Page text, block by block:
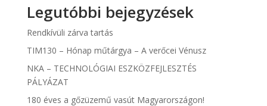
Legutóbbi bejegyzések
Rendkívüli zárva tartás
TIM130 – Hónap műtárgya – A verőcei Vénusz
NKA – TECHNOLÓGIAI ESZKÖZFEJLESZTÉS
PÁLYÁZAT
180 éves a gőzüzemű vasút Magyarországon!